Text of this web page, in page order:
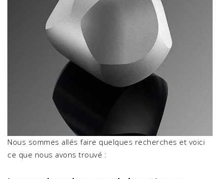
Nous sommes allés faire quelques recherches et voici
ce que nous avons trouvé :